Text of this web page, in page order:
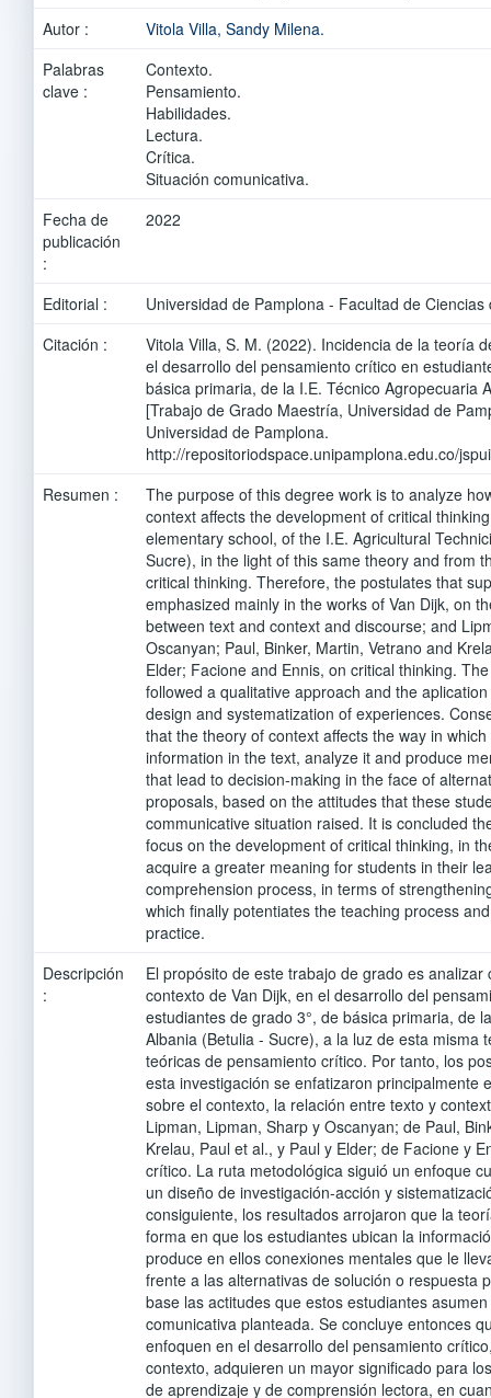
Autor :
Vitola Villa, Sandy Milena.
Palabras
clave :
Contexto.
Pensamiento.
Habilidades.
Lectura.
Crítica.
Situación comunicativa.
Fecha de
publicación
:
2022
Editorial :
Universidad de Pamplona - Facultad de Ciencias
Citación :
Vitola Villa, S. M. (2022). Incidencia de la teoría
el desarrollo del pensamiento crítico en
básica primaria, de la I.E. Técnico Agropecuaria
[Trabajo de Grado Maestría, Universidad de
Universidad de Pamplona.
http://repositoriodspace.unipamplona.edu.co/
Resumen :
The purpose of this degree work is to analyze
context affects the development of critical
elementary school, of the I.E. Agricultural
Sucre), in the light of this same theory and from
critical thinking. Therefore, the postulates that
emphasized mainly in the works of Van Dijk, on
between text and context and discourse; and
Oscanyan; Paul, Binker, Martin, Vetrano and
Elder; Facione and Ennis, on critical thinking.
followed a qualitative approach and the
design and systematization of experiences.
that the theory of context affects the way in
information in the text, analyze it and produce
that lead to decision-making in the face of
proposals, based on the attitudes that these
communicative situation raised. It is concluded
focus on the development of critical thinking, in
acquire a greater meaning for students in their
comprehension process, in terms of
which finally potentiates the teaching process
practice.
Descripción
:
El propósito de este trabajo de grado es
contexto de Van Dijk, en el desarrollo del
estudiantes de grado 3°, de básica primaria, de
Albania (Betulia - Sucre), a la luz de esta misma
teóricas de pensamiento crítico. Por tanto, los
esta investigación se enfatizaron principalmente
sobre el contexto, la relación entre texto y
Lipman, Lipman, Sharp y Oscanyan; de Paul,
Krelau, Paul et al., y Paul y Elder; de Facione y
crítico. La ruta metodológica siguió un enfoque
un diseño de investigación-acción y
consiguiente, los resultados arrojaron que la
forma en que los estudiantes ubican la
produce en ellos conexiones mentales que le
frente a las alternativas de solución o respuesta
base las actitudes que estos estudiantes
comunicativa planteada. Se concluye entonces
enfoquen en el desarrollo del pensamiento
contexto, adquieren un mayor significado para
de aprendizaje y de comprensión lectora, en